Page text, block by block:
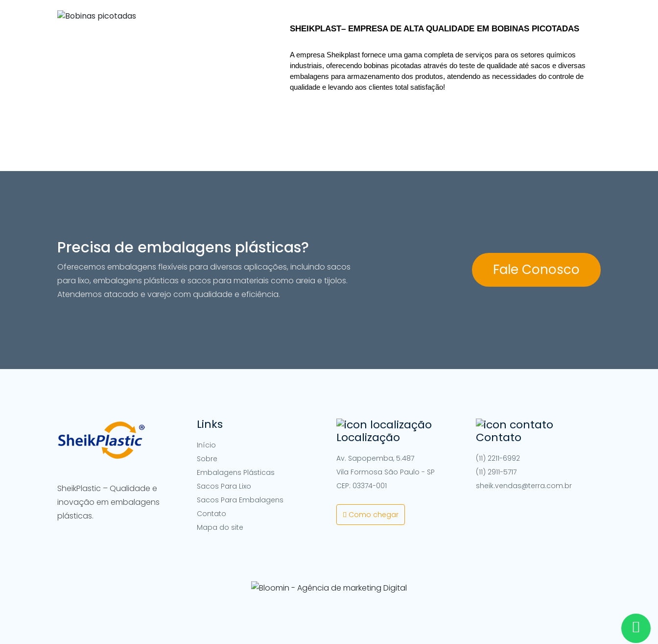
SHEIKPLAST– EMPRESA DE ALTA QUALIDADE EM BOBINAS PICOTADAS
A empresa Sheikplast fornece uma gama completa de serviços para os setores químicos
industriais, oferecendo bobinas picotadas através do teste de qualidade até sacos e diversas
embalagens para armazenamento dos produtos, atendendo as necessidades do controle de
qualidade e levando aos clientes total satisfação!
Precisa de embalagens plásticas?
Oferecemos embalagens flexíveis para diversas aplicações, incluindo sacos
para lixo, embalagens plásticas e sacos para materiais como areia e tijolos.
Atendemos atacado e varejo com qualidade e eficiência.
Fale Conosco
SheikPlastic – Qualidade e
inovação em embalagens
plásticas.
Links
Início
Sobre
Embalagens Plásticas
Sacos Para Lixo
Sacos Para Embalagens
Contato
Mapa do site
Localização
Av. Sapopemba, 5.487
Vila Formosa São Paulo - SP
CEP: 03374-001
Como chegar
Contato
(11) 2211-6992
(11) 2911-5717
sheik.vendas@terra.com.br